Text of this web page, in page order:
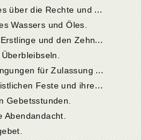
X
XVIII. Kanones über die Rechte und Pflichten der höheren und der übrigen Kleriker.
Wassers und Öles.
X
XX. Über die Erstlinge und den Zehnten.
X
XXII. Vorbedingungen für Zulassung zur Taufe.
X
XXIII. Die christlichen Feste und ihre Feier.
Gebetsstunden.
Abendandacht.